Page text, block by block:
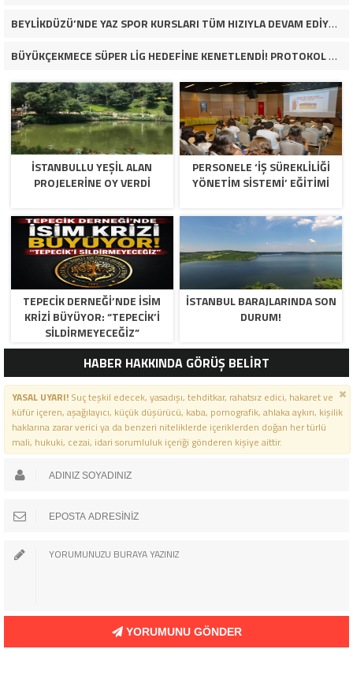
BEYLİKDÜZÜ’NDE YAZ SPOR KURSLARI TÜM HIZIYLA DEVAM EDİYOR
BÜYÜKÇEKMECE SÜPER LİG HEDEFİNE KENETLENDİ! PROTOKOL VE İŞ DÜNYASINDAN BASKETBOL TAKIMINA TAM DESTEK…
İSTANBULLU YEŞİL ALAN
PROJELERİNE OY VERDİ
PERSONELE ‘İŞ SÜREKLİLİĞİ
YÖNETİM SİSTEMİ’ EĞİTİMİ
TEPECİK DERNEĞİ’NDE İSİM
KRİZİ BÜYÜYOR: “TEPECİK’İ
SİLDİRMEYECEĞİZ”
İSTANBUL BARAJLARINDA SON
DURUM!
HABER HAKKINDA GÖRÜŞ BELİRT
YASAL UYARI!Suç teşkil edecek, yasadışı, tehditkar, rahatsız edici, hakaret ve
küfür içeren, aşağılayıcı, küçük düşürücü, kaba, pornografik, ahlaka aykırı, kişilik
haklarına zarar verici ya da benzeri niteliklerde içeriklerden doğan her türlü
mali, hukuki, cezai, idari sorumluluk içeriği gönderen kişiye aittir.
YORUMUNU GÖNDER